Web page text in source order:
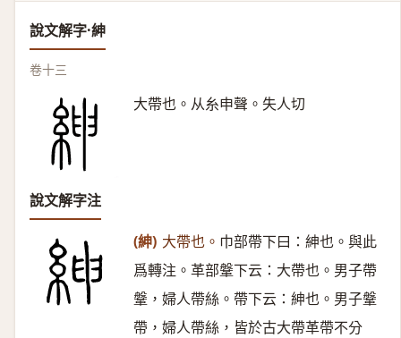
說文解字·紳
卷十三
大帶也。从糸申聲。失人切
說文解字注
(紳) 大帶也。 巾部帶下曰：紳也。與此
爲轉注。革部鞶下云：大帶也。男子帶
鞶，婦人帶絲。帶下云：紳也。男子鞶
帶，婦人帶絲，皆於古大帶革帶不分